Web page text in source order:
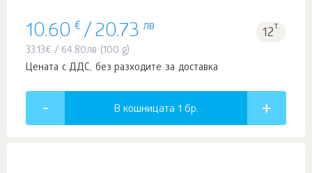
10.60 € / 20.73 лв 12т.
33.13€ / 64.80лв (100 g)
Цената с ДДС, без разходите за доставка
В кошницата 1 бр.